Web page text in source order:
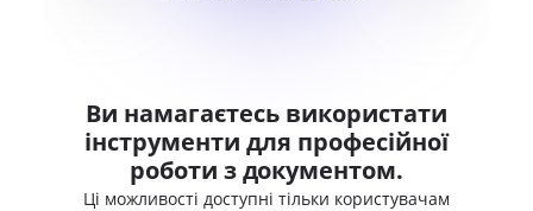
Ви намагаєтесь використати
інструменти для професійної
роботи з документом.
Ці можливості доступні тільки користувачам